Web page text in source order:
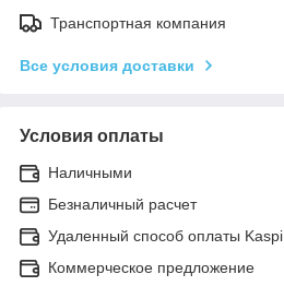
Транспортная компания
Все условия доставки
Условия оплаты
Наличными
Безналичный расчет
Удаленный способ оплаты Kaspi
Коммерческое предложение